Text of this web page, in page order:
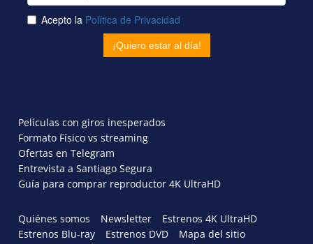
Películas con giros inesperados
Formato Físico vs streaming
Ofertas en Telegram
Entrevista a Santiago Segura
Guía para comprar reproductor 4K UltraHD
Quiénes somos Newsletter
Estrenos 4K UltraHD
Estrenos Blu-ray
Estrenos DVD
Mapa del sitio